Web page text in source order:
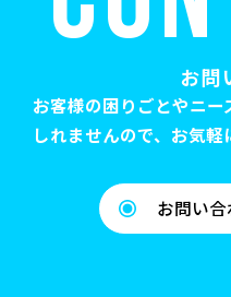
お問
お客様の困りごとやニ
しれませんので、お気軽
お問い